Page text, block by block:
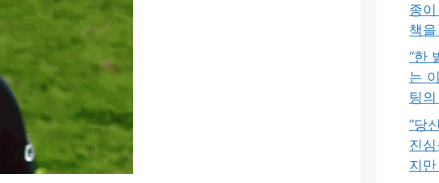
종
책
“한
는
팅
“당
진
지